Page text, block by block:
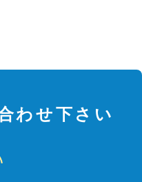
わせ下さい